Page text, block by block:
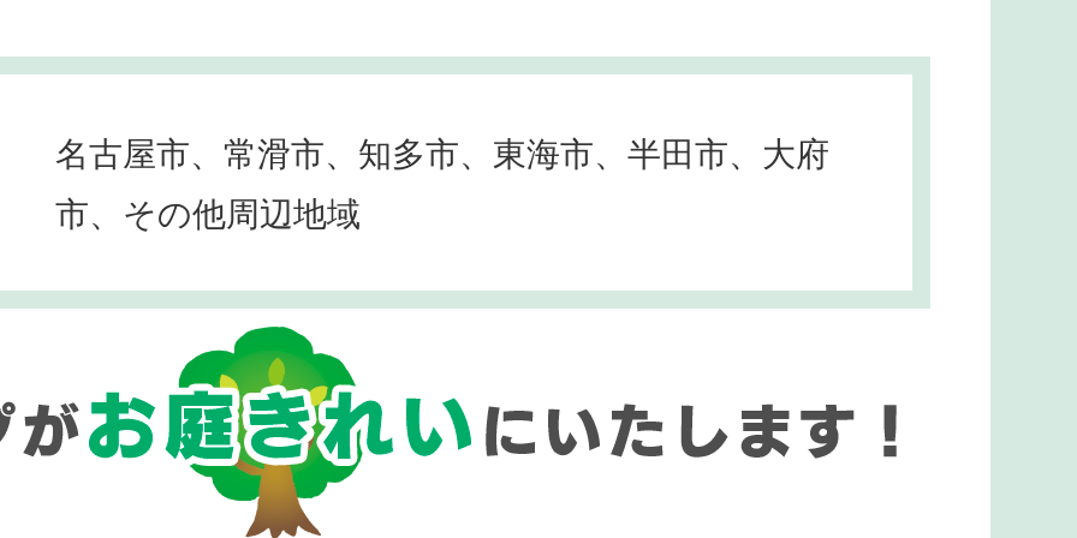
名古屋市、常滑市、知多市、東海市、半田市、大府
市、その他周辺地域